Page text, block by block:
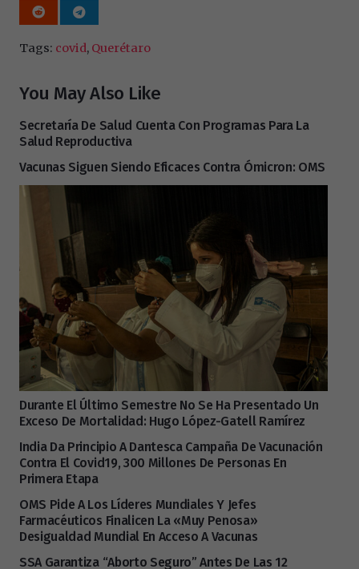
Tags: covid, Querétaro
You May Also Like
Secretaría De Salud Cuenta Con Programas Para La
Salud Reproductiva
Vacunas Siguen Siendo Eficaces Contra Ómicron: OMS
Durante El Último Semestre No Se Ha Presentado Un
Exceso De Mortalidad: Hugo López-Gatell Ramírez
India Da Principio A Dantesca Campaña De Vacunación
Contra El Covid19, 300 Millones De Personas En
Primera Etapa
OMS Pide A Los Líderes Mundiales Y Jefes
Farmacéuticos Finalicen La «muy Penosa»
Desigualdad Mundial En Acceso A Vacunas
SSA Garantiza “aborto Seguro” Antes De Las 12